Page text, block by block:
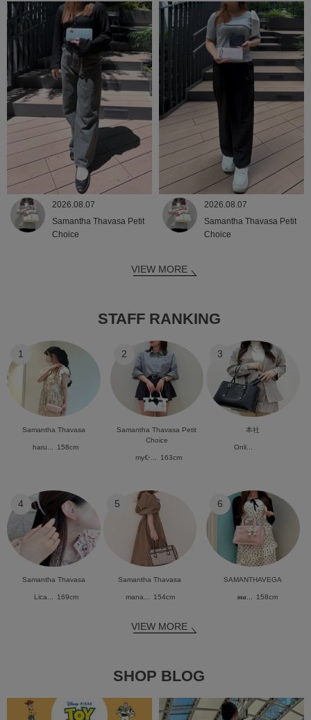
2026.08.07
Samantha Thavasa Petit
Choice
2026.08.07
Samantha Thavasa Petit
Choice
VIEW MORE
STAFF RANKING
1
Samantha Thavasa
haru... 158cm
2
Samantha Thavasa Petit
Choice
my☪︎... 163cm
3
本社
Onli...
4
Samantha Thavasa
Lica... 169cm
5
Samantha Thavasa
mana... 154cm
6
SAMANTHAVEGA
𝒎𝒂... 158cm
VIEW MORE
SHOP BLOG